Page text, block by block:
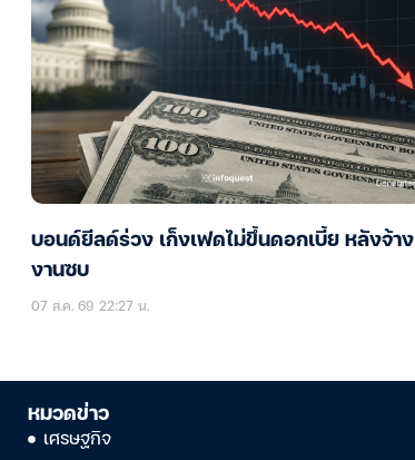
บอนด์ยีลด์ร่วง เก็งเฟดไม่ขึ้นดอกเบี้ย หลังจ้าง
งานซบ
07 ส.ค. 69 22:27 น.
หมวดข่าว
เศรษฐกิจ